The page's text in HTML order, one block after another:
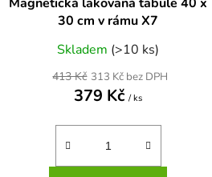
30 cm v rámu X7
Skladem (>10 ks)
313 Kč bez DPH
379 Kč/ ks
413 Kč